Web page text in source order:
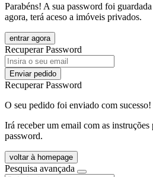
Parabéns! A sua password foi
agora, terá aceso a imóveis privados.
entrar agora
Recuperar Password
Enviar pedido
Recuperar Password
O seu pedido foi enviado com sucesso!
Irá receber um email com as instruções
password.
voltar à homepage
Pesquisa avançada